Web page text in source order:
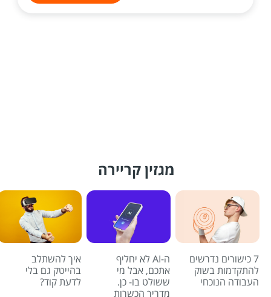
מגזין קריירה
7 כישורים נדרשים
להתקדמות בשוק
העבודה הנוכחי
ה-AI לא יחליף
אתכם, אבל מי
ששולט בו- כן.
מדריך הכשרות
איך להשתלב
בהייטק גם בלי
לדעת קוד?